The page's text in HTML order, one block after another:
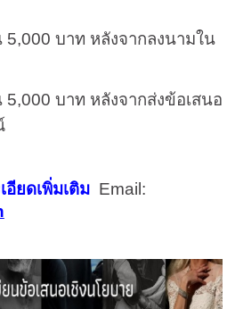
บาท หลังจากลงนามใน
บาท หลังจากส่งข้อเสนอ
อียดเพิ่มเติมEmail: